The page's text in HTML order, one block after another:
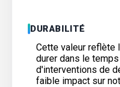
DURABILITÉ
Cette valeur reflète
durer dans le
d'interventions de
faible impact sur